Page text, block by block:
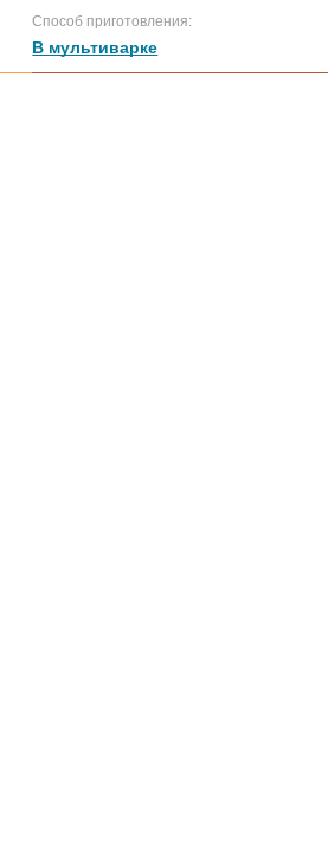
Способ приготовления:
В мультиварке